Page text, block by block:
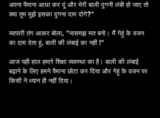
अपना पैमाना आधा कर दूं और मेरी बाली दुगनी लंबी हो जाए तो
क्या तुम मुझे इसका दुगना दाम दोगे?"
व्यापारी तंग आकर बोला, "नासमझ मत बनो। मैं गेहूं के वजन
का दाम देता हूं, बाली की लंबाई का नहीं !"
आज यही हाल हमारे शिक्षा व्यवस्था का है। बाली की लंबाई
बढ़ाने के लिए हमने पैमाना छोटा कर दिया और गेहूं के वजन पर
किसी ने ध्यान ही नहीं दिया।